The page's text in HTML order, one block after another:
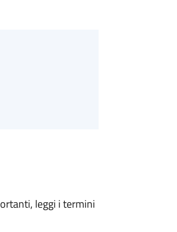
leggi i termini